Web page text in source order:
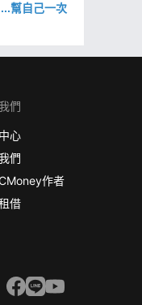
幫自己一次
們
心
們
作者
借